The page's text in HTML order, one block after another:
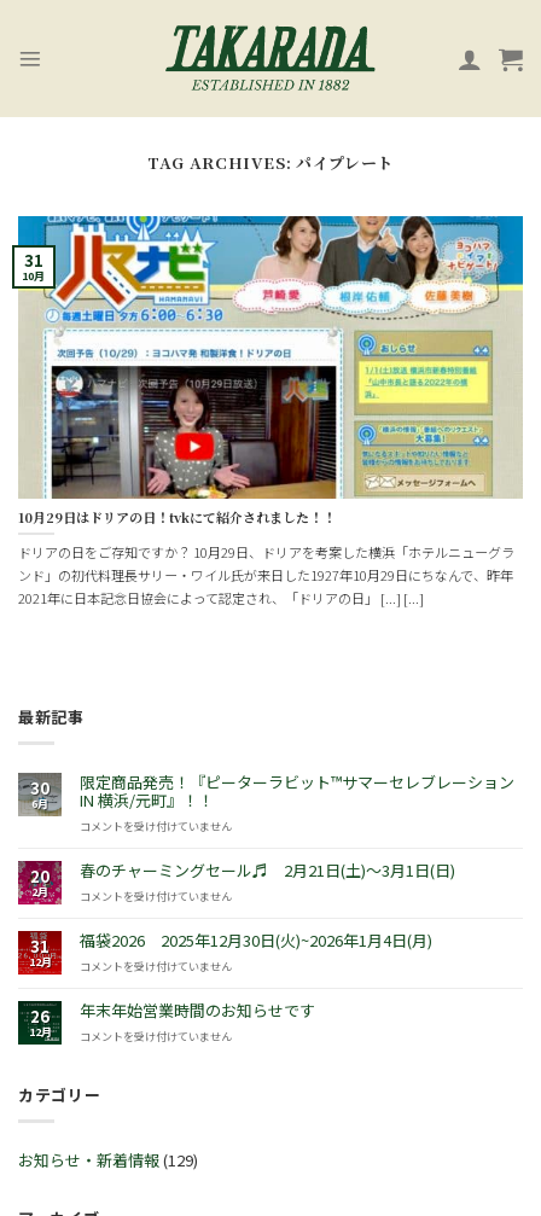
content
TAG ARCHIVES:パイプレート
10月29日はドリアの日！tvkにて紹介されました！！
ドリアの日をご存知ですか？ 10月29日、ドリアを考案した横浜「ホテルニューグラ
ンド」の初代料理長サリー・ワイル氏が来日した1927年10月29日にちなんで、昨年
2021年に日本記念日協会によって認定され、「ドリアの日」 [...] [...]
31
10月
最新記事
30
6月
限定商品発売！『ピーターラビット™サマーセレブレーション
IN 横浜/元町』！！
限
商
品
発
『ピ
ラ
ビ
™
ブ
コメントを受け付けていません
20
2月
春のチャーミングセール♬ 2月21日(土)～3月1日(日)
春
チ
ャ
ー
ン
ル
21
コメントを受け付けていません
31
12月
福袋2026 2025年12月30日(火)~2026年1月4日(月)
福
2026
2025
年
30
年
コメントを受け付けていません
26
12月
年末年始営業時間のお知らせです
年
始
お
コメントを受け付けていません
カテゴリー
お知らせ・新着情報(129)